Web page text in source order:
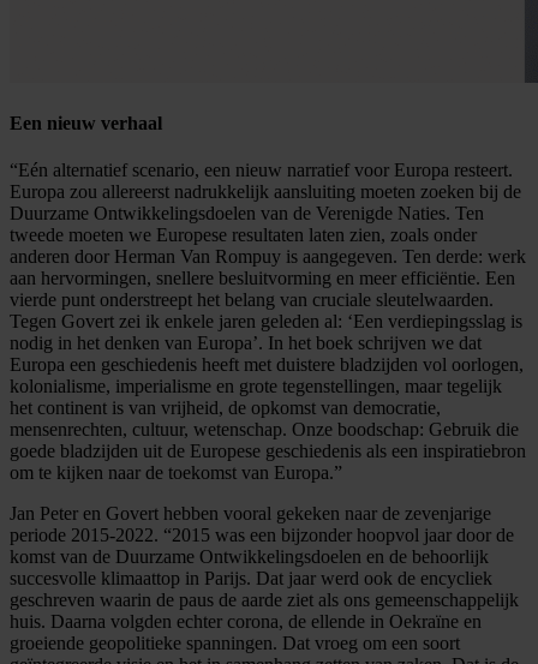
Een nieuw verhaal
“Eén alternatief scenario, een nieuw narratief voor Europa resteert.
Europa zou allereerst nadrukkelijk aansluiting moeten zoeken bij de
Duurzame Ontwikkelingsdoelen van de Verenigde Naties. Ten
tweede moeten we Europese resultaten laten zien, zoals onder
anderen door Herman Van Rompuy is aangegeven. Ten derde: werk
aan hervormingen, snellere besluitvorming en meer efficiëntie. Een
vierde punt onderstreept het belang van cruciale sleutelwaarden.
Tegen Govert zei ik enkele jaren geleden al: ‘Een verdiepingsslag is
nodig in het denken van Europa’. In het boek schrijven we dat
Europa een geschiedenis heeft met duistere bladzijden vol oorlogen,
kolonialisme, imperialisme en grote tegenstellingen, maar tegelijk
het continent is van vrijheid, de opkomst van democratie,
mensenrechten, cultuur, wetenschap. Onze boodschap: Gebruik die
goede bladzijden uit de Europese geschiedenis als een inspiratiebron
om te kijken naar de toekomst van Europa.”
Jan Peter en Govert hebben vooral gekeken naar de zevenjarige
periode 2015-2022. “2015 was een bijzonder hoopvol jaar door de
komst van de Duurzame Ontwikkelingsdoelen en de behoorlijk
succesvolle klimaattop in Parijs. Dat jaar werd ook de encycliek
geschreven waarin de paus de aarde ziet als ons gemeenschappelijk
huis. Daarna volgden echter corona, de ellende in Oekraïne en
groeiende geopolitieke spanningen. Dat vroeg om een soort